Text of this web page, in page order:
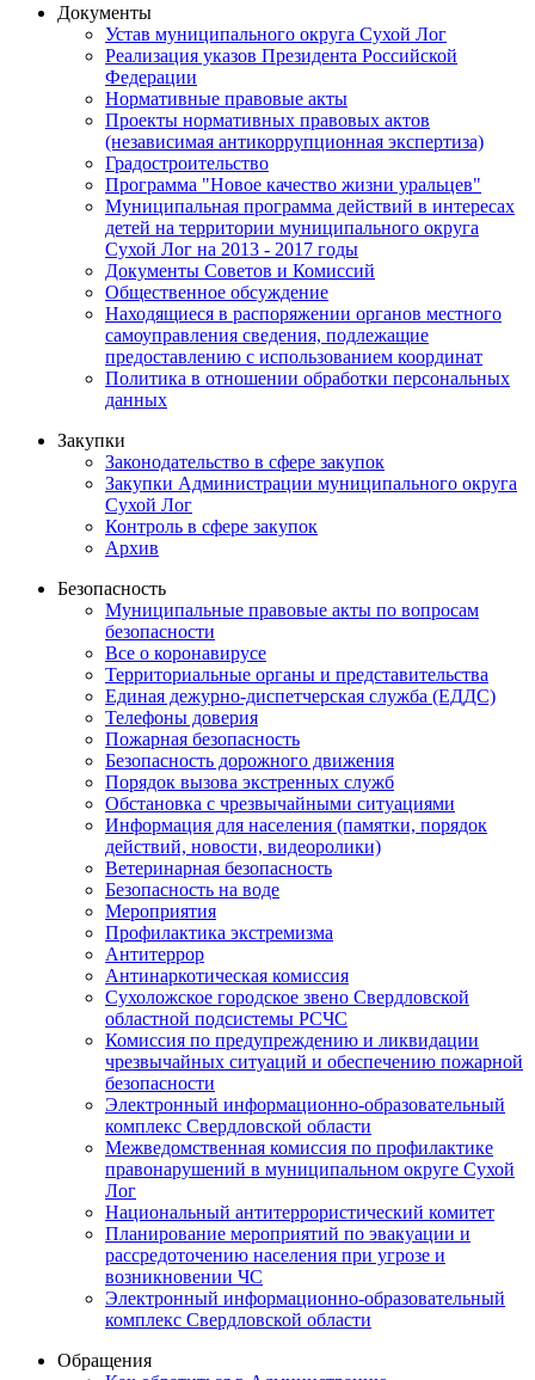
Документы
Устав муниципального округа Сухой Лог
Реализация указов Президента Российской
Федерации
Нормативные правовые акты
Проекты нормативных правовых актов
(независимая антикоррупционная экспертиза)
Градостроительство
Программа "Новое качество жизни уральцев"
Муниципальная программа действий в интересах
детей на территории муниципального округа
Сухой Лог на 2013 - 2017 годы
Документы Советов и Комиссий
Общественное обсуждение
Находящиеся в распоряжении органов местного
самоуправления сведения, подлежащие
предоставлению с использованием координат
Политика в отношении обработки персональных
данных
Закупки
Законодательство в сфере закупок
Закупки Администрации муниципального округа
Сухой Лог
Контроль в сфере закупок
Архив
Безопасность
Муниципальные правовые акты по вопросам
безопасности
Все о коронавирусе
Территориальные органы и представительства
Единая дежурно-диспетчерская служба (ЕДДС)
Телефоны доверия
Пожарная безопасность
Безопасность дорожного движения
Порядок вызова экстренных служб
Обстановка с чрезвычайными ситуациями
Информация для населения (памятки, порядок
действий, новости, видеоролики)
Ветеринарная безопасность
Безопасность на воде
Мероприятия
Профилактика экстремизма
Антитеррор
Антинаркотическая комиссия
Сухоложское городское звено Свердловской
областной подсистемы РСЧС
Комиссия по предупреждению и ликвидации
чрезвычайных ситуаций и обеспечению пожарной
безопасности
Электронный информационно-образовательный
комплекс Cвердловской области
Межведомственная комиссия по профилактике
правонарушений в муниципальном округе Сухой
Лог
Национальный антитеррористический комитет
Планирование мероприятий по эвакуации и
рассредоточению населения при угрозе и
возникновении ЧС
Электронный информационно-образовательный
комплекс Свердловской области
Обращения